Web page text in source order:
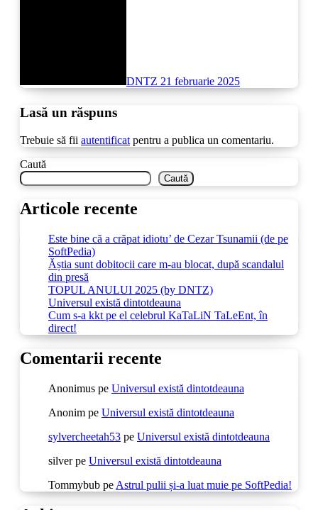
DNTZ 21 februarie 2025
Lasă un răspuns
Trebuie să fii autentificat pentru a publica un comentariu.
Caută
Caută
Articole recente
Este bine că a crăpat idiotu’ de Cezar Tsunamii (de pe
SoftPedia)
Ăștia sunt dobitocii care m-au blocat, după scandalul
din presă
TOPUL ANULUI 2025 (by DNTZ)
Universul există dintotdeauna
Cum s-a kkt pe el celebrul KaTaLiN TaLeEnt, în
direct!
Comentarii recente
Anonimus pe Universul există dintotdeauna
Anonim pe Universul există dintotdeauna
sylvercheetah53 pe Universul există dintotdeauna
silverpe Universul există dintotdeauna
Tommybub pe Astrul pulii și-a luat muie pe SoftPedia!